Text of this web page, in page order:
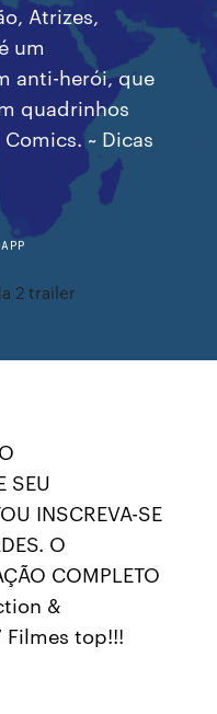
Atrizes,
um
anti-herói, que
quadrinhos
~ Dicas
2 trailer
SEU
INSCREVA-SE
O
COMPLETO
&
Filmes top!!!